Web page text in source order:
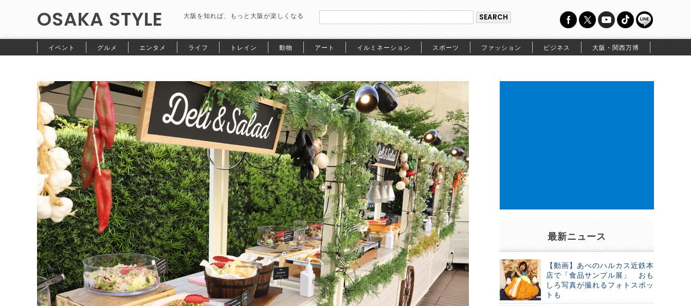
OSAKA STYLE 大阪を知れば、もっと大阪が楽しくなる
イベント グルメ エンタメ ライフ トレイン 動物 アート イルミネーション スポーツ ファッション ビジネス 大阪・関西万博
最新ニュース
【動画】あべのハルカス近鉄本
店で「食品サンプル展」 おも
しろ写真が撮れるフォトスポッ
トも